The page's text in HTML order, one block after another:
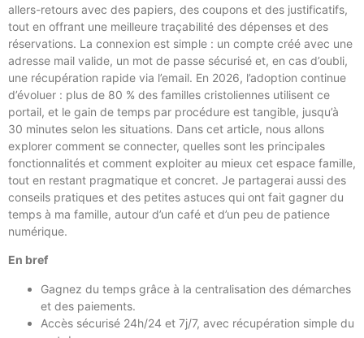
allers-retours avec des papiers, des coupons et des justificatifs,
tout en offrant une meilleure traçabilité des dépenses et des
réservations. La connexion est simple : un compte créé avec une
adresse mail valide, un mot de passe sécurisé et, en cas d’oubli,
une récupération rapide via l’email. En 2026, l’adoption continue
d’évoluer : plus de 80 % des familles cristoliennes utilisent ce
portail, et le gain de temps par procédure est tangible, jusqu’à
30 minutes selon les situations. Dans cet article, nous allons
explorer comment se connecter, quelles sont les principales
fonctionnalités et comment exploiter au mieux cet espace famille,
tout en restant pragmatique et concret. Je partagerai aussi des
conseils pratiques et des petites astuces qui ont fait gagner du
temps à ma famille, autour d’un café et d’un peu de patience
numérique.
En bref
Gagnez du temps grâce à la centralisation des démarches
et des paiements.
Accès sécurisé 24h/24 et 7j/7, avec récupération simple du